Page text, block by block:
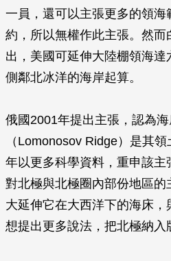
一員，還可以主張更多的領
約，所以無權作此主張。然而
出，美國可延伸大陸棚領海
側鄰北冰洋的海岸起算。
俄國2001年提出主張，認為
（Lomonosov Ridge）是其
年以更多科學資料，重申該
對北極與北極圈內部份地區
大延伸它在大西洋下的海床
想提出更多說法，把北極納入